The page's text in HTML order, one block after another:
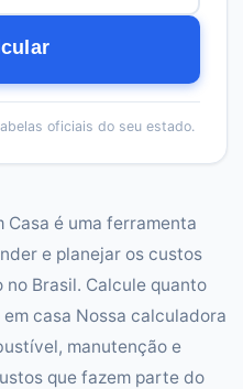
oficiais do seu estado.
Casa é uma ferramenta
e planejar os custos
Brasil. Calcule quanto
casa Nossa calculadora
manutenção e
que fazem parte do